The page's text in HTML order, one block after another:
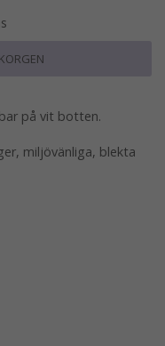
på vit botten.
miljövänliga, blekta